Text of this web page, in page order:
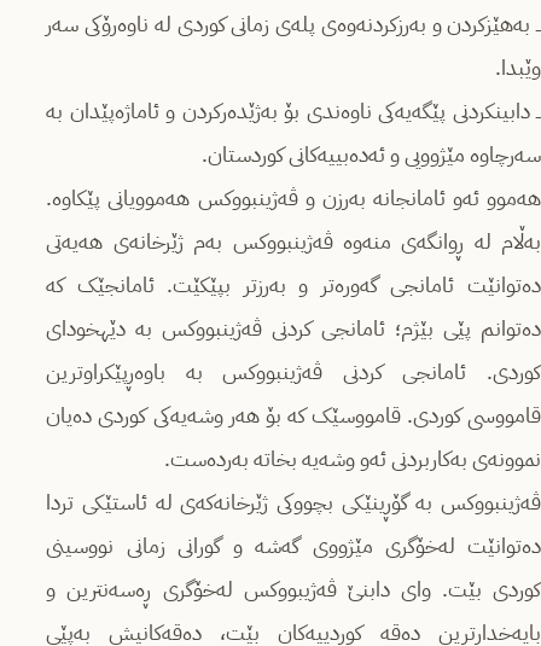
ــ بەهێزکردن و بەرزکردنەوەی پلەی زمانی کوردی لە ناوەرۆکی سەر
وێبدا.
ــ دابینکردنی پێگەیەکی ناوەندی بۆ بەژێدەرکردن و ئاماژەپێدان بە
سەرچاوە مێژوویی و ئەدەبییەکانی کوردستان.
هەموو ئەو ئامانجانە بەرزن و ڤەژینبووکس هەموویانی پێکاوە.
بەڵام لە ڕوانگەی منەوە ڤەژینبووکس بەم ژێرخانەی هەیەتی
دەتوانێت ئامانجی گەورەتر و بەرزتر بپێکێت. ئامانجێک کە
دەتوانم پێی بێژم؛ ئامانجی کردنی ڤەژینبووکس بە دێهخودای
کوردی. ئامانجی کردنی ڤەژینبووکس بە باوەڕپێکراوترین
قامووسی کوردی. قامووسێک کە بۆ هەر وشەیەکی کوردی دەیان
نموونەی بەکاربردنی ئەو وشەیە بخاتە بەردەست.
ڤەژینبووکس بە گۆڕینێکی بچووکی ژێرخانەکەی لە ئاستێکی تردا
دەتوانێت لەخۆگری مێژووی گەشە و گورانی زمانی نووسینی
کوردی بێت. وای دابنێ ڤەژیبووکس لەخۆگری ڕەسەنترین و
بایەخدارترین دەقە کوردییەکان بێت، دەقەکانیش بەپێی